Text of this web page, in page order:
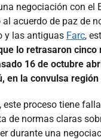
negociación con el
acuerdo de paz de
y las antiguas Farc,
lo retrasaron cinco
16 de octubre
en la convulsa
proceso tiene
de normas claras
durante una